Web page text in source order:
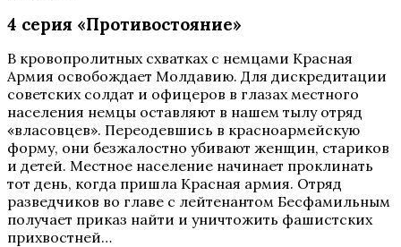
4 серия «Противостояние»
В кровопролитных схватках с немцами Красная
Армия освобождает Молдавию. Для дискредитации
советских солдат и офицеров в глазах местного
населения немцы оставляют в нашем тылу отряд
«власовцев». Переодевшись в красноармейскую
форму, они безжалостно убивают женщин, стариков
и детей. Местное население начинает проклинать
тот день, когда пришла Красная армия. Отряд
разведчиков во главе с лейтенантом Бесфамильным
получает приказ найти и уничтожить фашистских
прихвостней…